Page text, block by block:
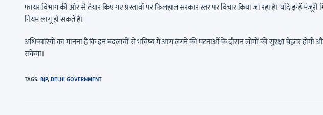
फायर विभाग की ओर से तैयार किए गए प्रस्तावों पर फिलहाल सरकार स्तर पर विचार किया जा रहा है। यदि इन्हें
नियम लागू हो सकते हैं।
अधिकारियों का मानना है कि इन बदलावों से भविष्य में आग लगने की घटनाओं के दौरान लोगों की सुरक्षा बेहतर
सकेगा।
TAGS: BJP,DELHI GOVERNMENT